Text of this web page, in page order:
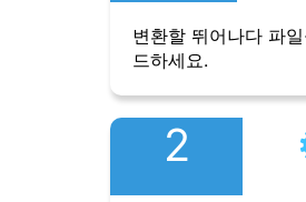
변환할 뛰어나다 파
드하세요.
2